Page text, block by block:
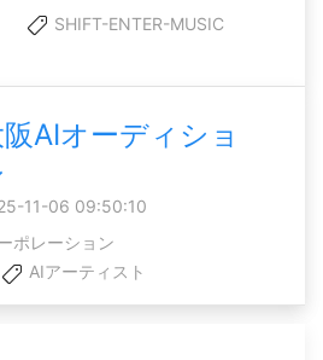
SHIFT-ENTER-MUSIC
AIオーディショ
11-06 09:50:10
ポレーション
AIアーティスト